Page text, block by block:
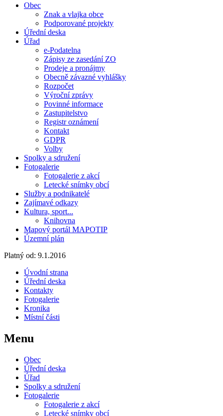
Obec
Znak a vlajka obce
Podporované projekty
Úřední deska
Úřad
e-Podatelna
Zápisy ze zasedání ZO
Prodeje a pronájmy
Obecně závazné vyhlášky
Rozpočet
Výroční zprávy
Povinné informace
Zastupitelstvo
Registr oznámení
Kontakt
GDPR
Volby
Spolky a sdružení
Fotogalerie
Fotogalerie z akcí
Letecké snímky obcí
Služby a podnikatelé
Zajímavé odkazy
Kultura, sport...
Knihovna
Mapový portál MAPOTIP
Územní plán
Platný od: 9.1.2016
Úvodní strana
Úřední deska
Kontakty
Fotogalerie
Kronika
Místní části
Menu
Obec
Úřední deska
Úřad
Spolky a sdružení
Fotogalerie
Fotogalerie z akcí
Letecké snímky obcí